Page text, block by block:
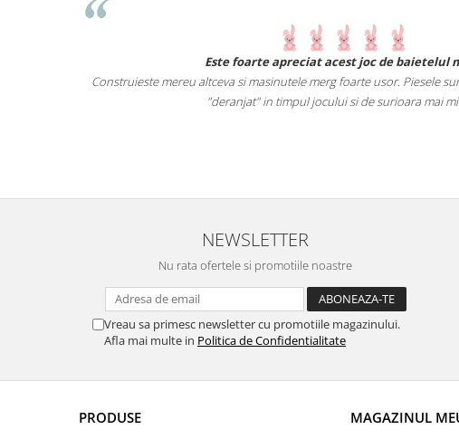
Este foarte apreciat acest joc de baietelul
Construieste mereu altceva si masinutele merg foarte usor. Piesele
"deranjat" in timpul jocului si de surioara mai
NEWSLETTER
Nu rata ofertele si promotiile noastre
Vreau sa primesc newsletter cu promotiile magazinului.
Afla mai multe in Politica de Confidentialitate
PRODUSE MAGAZINUL